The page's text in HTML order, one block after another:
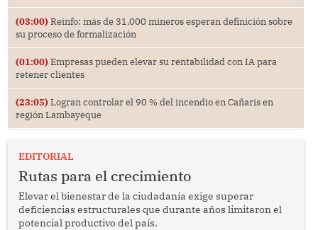
(03:00) Reinfo: más de 31,000 mineros esperan definición sobre
su proceso de formalización
(01:00) Empresas pueden elevar su rentabilidad con IA para
retener clientes
(23:05) Logran controlar el 90 % del incendio en Cañaris en
región Lambayeque
EDITORIAL
Rutas para el crecimiento
Elevar el bienestar de la ciudadanía exige superar
deficiencias estructurales que durante años limitaron el
potencial productivo del país.